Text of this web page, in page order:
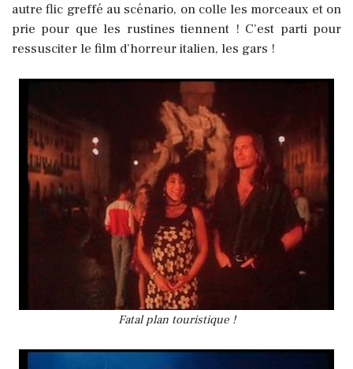
autre flic greffé au scénario, on colle les morceaux et on
prie pour que les rustines tiennent ! C’est parti pour
ressusciter le film d’horreur italien, les gars !
Fatal plan touristique !